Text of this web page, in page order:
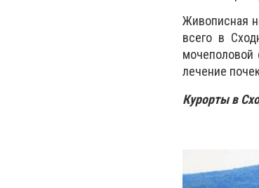
Живописная
всего в
лечение
Курорты в